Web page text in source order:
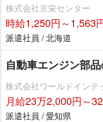
株式会社京栄センター
時給1,250円～1,563
派遣社員 / 北海道
自動車エンジン部
株式会社ワールドインテ
月給23万2,000円～
派遣社員 / 愛知県